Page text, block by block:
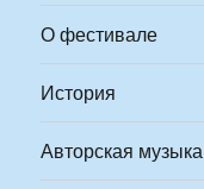
О фестивале
История
Авторская музыка